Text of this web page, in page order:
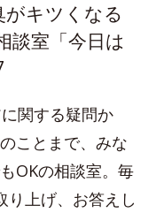
キツくなる
談室「今日は
関する疑問か
ことまで、みな
OKの相談室。毎
り上げ、お答えし